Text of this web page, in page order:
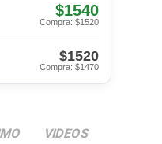
$1540
Compra: $1520
$1520
Compra: $1470
VIDEOS